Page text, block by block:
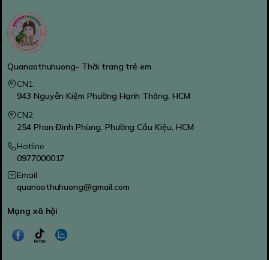
Quanaothuhuong- Thời trang trẻ em
CN1:
943 Nguyễn Kiệm Phường Hạnh Thông, HCM
CN2:
254 Phan Đình Phùng, Phường Cầu Kiệu, HCM
Hotline
0977000017
Email
quanaothuhuong@gmail.com
Mạng xã hội